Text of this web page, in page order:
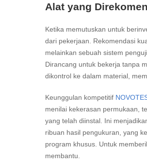
Alat yang
Ketika memutuskan untuk
dari pekerjaan. Rekomendasi
melainkan sebuah sistem
Dirancang untuk bekerja tanpa
dikontrol ke dalam material,
Keunggulan kompetitif
menilai kekerasan permukaan,
yang telah diinstal. Ini
ribuan hasil pengukuran, yang
program khusus. Untuk
membantu.